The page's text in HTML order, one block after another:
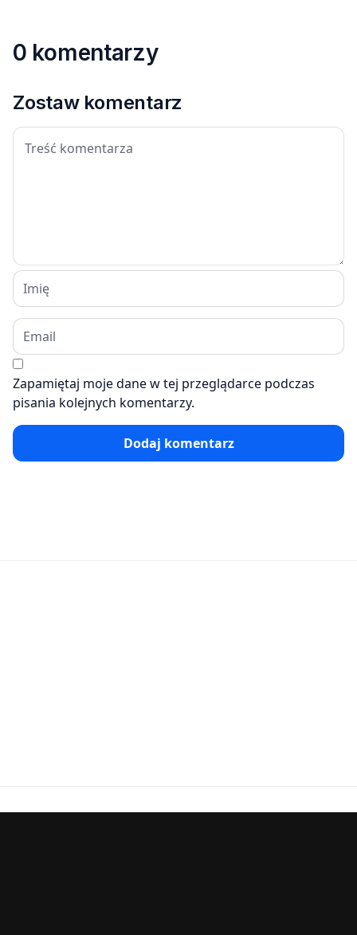
0 komentarzy
Zostaw komentarz
Zapamiętaj moje dane w tej przeglądarce podczas
pisania kolejnych komentarzy.
Dodaj komentarz